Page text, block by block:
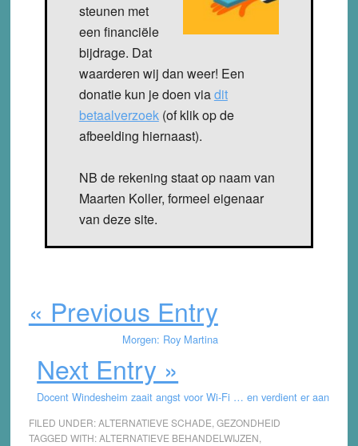
steunen met
een financiële
bijdrage. Dat
waarderen wij dan weer! Een
donatie kun je doen viadit
betaalverzoek(of klik op de
afbeelding hiernaast).
NB de rekening staat op naam van
Maarten Koller, formeel eigenaar
van deze site.
« Previous Entry
Morgen: Roy Martina
Next Entry »
Docent Windesheim zaait angst voor Wi-Fi … en verdient er aan
FILED UNDER:ALTERNATIEVE SCHADE GEZONDHEID
TAGGED WITH:ALTERNATIEVE BEHANDELWIJZEN